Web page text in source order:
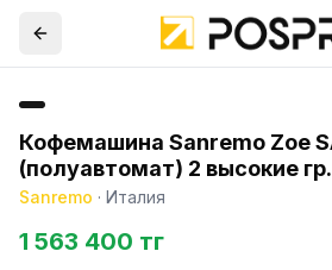
Кофемашина Sanremo Zoe
(полуавтомат) 2 высокие
Sanremo · Италия
1 563 400 тг